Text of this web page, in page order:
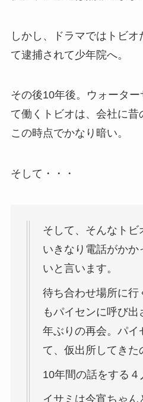
しかし、ドラマではトビ
て逮捕されて少年院へ。
その後10年後。ウォータ
て働くトビオは、会社に昔
この時点でかなり暗い。
そして・・・
そして、そんなトビ
いきなり電話がかか
いと言います。
待ち合わせ場所に行
もパイセンに呼び
年ぶりの再会。パイ
て、仮出所してきた
10年間の話をする４
イサミは今宵ちゃ